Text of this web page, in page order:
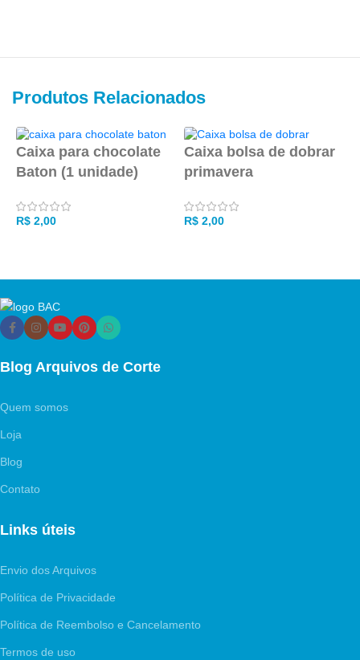
Produtos Relacionados
Caixa para chocolate
Baton (1 unidade)
R$ 2,00
Caixa bolsa de dobrar
primavera
R$2,00
Blog Arquivos de Corte
Quem somos
Loja
Blog
Contato
Links úteis
Envio dos Arquivos
Política de Privacidade
Política de Reembolso e Cancelamento
Termos de uso